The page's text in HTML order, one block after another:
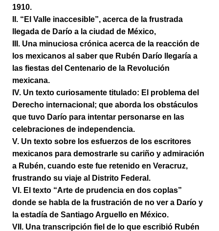
1910.
II. “El Valle inaccesible”, acerca de la frustrada
llegada de Darío a la ciudad de México,
III. Una minuciosa crónica acerca de la reacción de
los mexicanos al saber que Rubén Darío llegaría a
las fiestas del Centenario de la Revolución
mexicana.
IV. Un texto curiosamente titulado: El problema del
Derecho internacional; que aborda los obstáculos
que tuvo Darío para intentar personarse en las
celebraciones de independencia.
V. Un texto sobre los esfuerzos de los escritores
mexicanos para demostrarle su cariño y admiración
a Rubén, cuando este fue retenido en Veracruz,
frustrando su viaje al Distrito Federal.
VI. El texto “Arte de prudencia en dos coplas”
donde se habla de la frustración de no ver a Darío y
la estadía de Santiago Arguello en México.
VII. Una transcripción fiel de lo que escribió Rubén